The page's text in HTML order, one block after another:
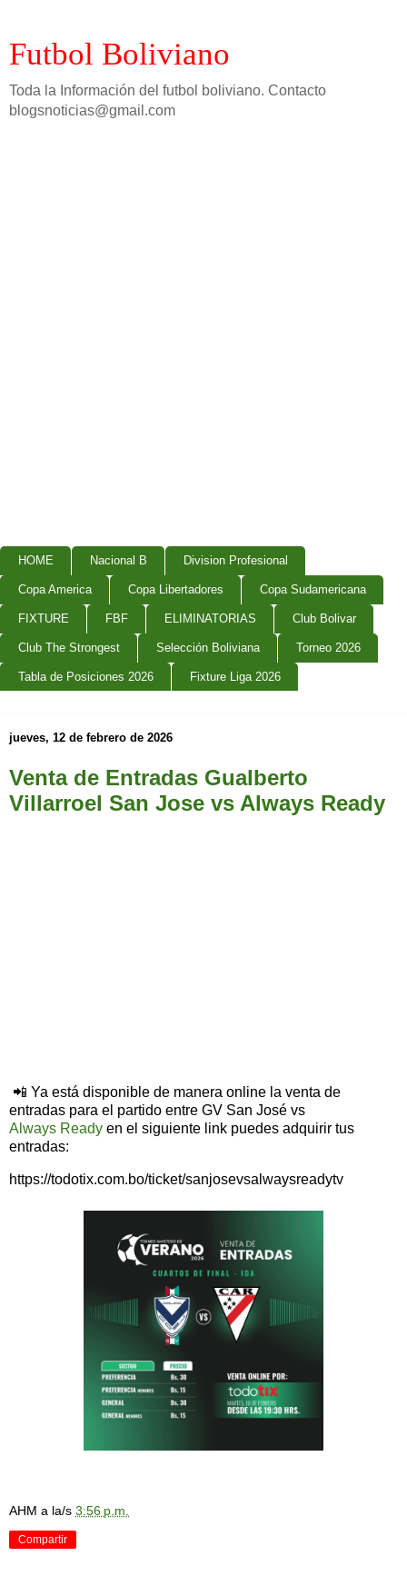
Futbol Boliviano
Toda la Información del futbol boliviano. Contacto
blogsnoticias@gmail.com
HOME Nacional B Division Profesional
Copa America Copa Libertadores Copa Sudamericana
FIXTURE FBF ELIMINATORIAS Club Bolivar
Club The Strongest Selección Boliviana Torneo 2026
Tabla de Posiciones 2026 Fixture Liga 2026
jueves, 12 de febrero de 2026
Venta de Entradas Gualberto
Villarroel San Jose vs Always Ready
📲 Ya está disponible de manera online la venta de
entradas para el partido entre GV San José vs
Always Ready en el siguiente link puedes adquirir tus
entradas:
https://todotix.com.bo/ticket/sanjosevsalwaysreadytv
AHM a la/s 3:56 p.m.
Compartir